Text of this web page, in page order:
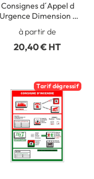
Consignes d´Appel d
Dimension H
300 x L 220 mm
Matière PVC 1 mm
à partir de
20,40 € HT
Tarif dégressif